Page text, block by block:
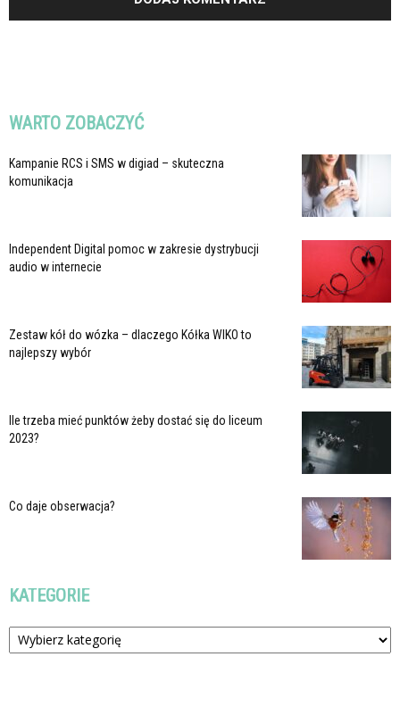
WARTO ZOBACZYĆ
Kampanie RCS i SMS w digiad – skuteczna
komunikacja
Independent Digital pomoc w zakresie dystrybucji
audio w internecie
Zestaw kół do wózka – dlaczego Kółka WIKO to
najlepszy wybór
Ile trzeba mieć punktów żeby dostać się do liceum
2023?
Co daje obserwacja?
KATEGORIE
Kategorie